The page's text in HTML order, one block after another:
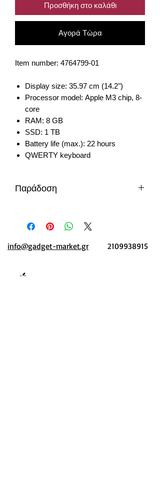
Προσθήκη στο καλάθι
Αγορά Τώρα
Item number: 4764799-01
Display size: 35.97 cm (14.2")
Processor model: Apple M3 chip, 8-
core
RAM: 8 GB
SSD: 1 TB
Battery life (max.): 22 hours
QWERTY keyboard
Παράδοση
info@gadget-market.gr 2109938915